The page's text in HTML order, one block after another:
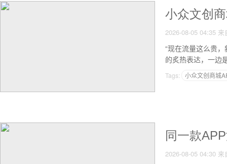
小众文创
2026-08-05 04:35 来
“现在流量这么贵
的炙热表达，一边
Tags: 小众文创商城
同一款
2026-08-05 04:30 来